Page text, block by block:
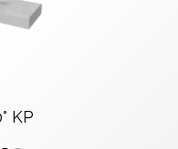
KP